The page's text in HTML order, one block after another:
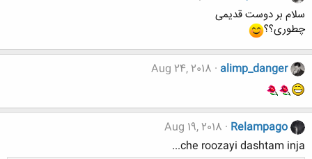
سلام بر دوست قديمى
چطورى؟؟
alimp_danger
Aug 24, 2018
Relampago
Aug 19, 2018
che roozayi dashtam inja...